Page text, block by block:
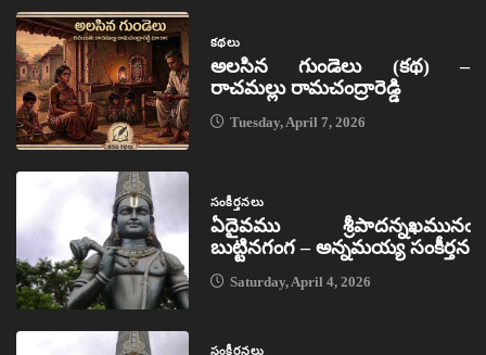
కథలు
అలసిన గుండెలు (కథ) –
రాచమల్లు రామచంద్రారెడ్డి
Tuesday, April 7, 2026
సంకీర్తనలు
ఏదైవము శ్రీపాదన్నఖమునఁ
బుట్టినగంగ – అన్నమయ్య సంకీర్తన
Saturday, April 4, 2026
సంకీర్తనలు